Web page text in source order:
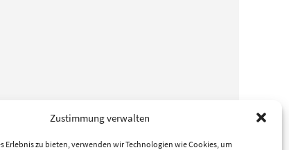
Zustimmung verwalten
Erlebnis zu bieten, verwenden wir Technologien wie Cookies, um